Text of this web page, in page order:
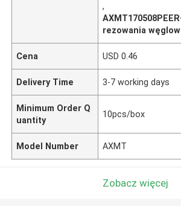
,
rezowania
Cena USD 0.46
Delivery Time 3-7 working days
Minimum Order Q
uantity
10pcs/box
Model Number AXMT
Zobacz więcej